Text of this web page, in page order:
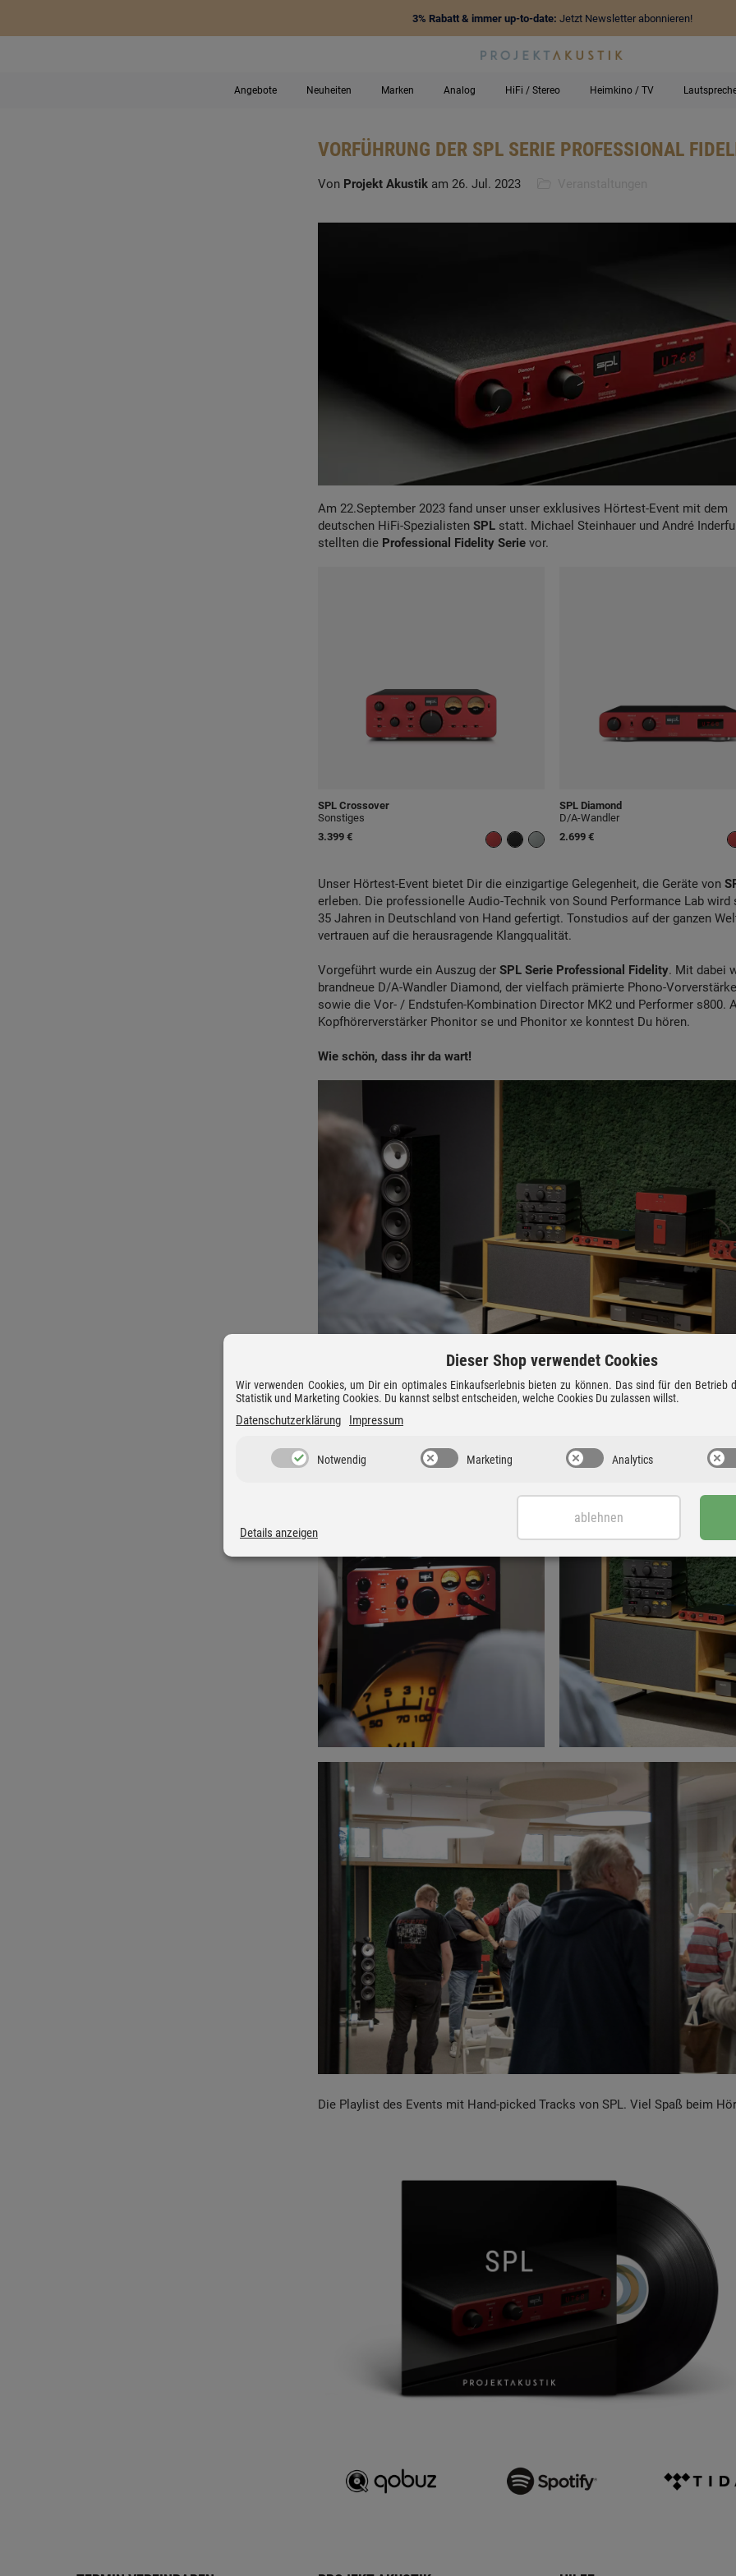
3% Rabatt & immer up-to-date: Jetzt Newsletter abonnieren!
Angebote Neuheiten Marken Analog HiFi / Stereo Heimkino / TV
VORFÜHRUNG DER SPL SERIE PROFESSIONAL
Von Projekt Akustik am 26. Jul. 2023
Am 22.September 2023 fand unser unser exklusives Hörtest-Event mit dem
deutschen HiFi-Spezialisten SPL statt. Michael Steinhauer und André
stellten die Professional Fidelity Serie vor.
SPL Crossover
Sonstiges
3.399 €
SPL Diamond
D/A-Wandler
2.699 €
Unser Hörtest-Event bietet Dir die einzigartige Gelegenheit, die Geräte von
erleben. Die professionelle Audio-Technik von Sound Performance Lab wird
35 Jahren in Deutschland von Hand gefertigt. Tonstudios auf der ganzen
vertrauen auf die herausragende Klangqualität.
Vorgeführt wurde ein Auszug der SPL Serie Professional Fidelity. Mit dabei
brandneue D/A-Wandler Diamond, der vielfach prämierte Phono-
sowie die Vor- / Endstufen-Kombination Director MK2 und Performer s800.
Kopfhörerverstärker Phonitor se und Phonitor xe konntest Du hören.
Wie schön, dass ihr da wart!
Die Playlist des Events mit Hand-picked Tracks von SPL. Viel Spaß beim
Dieser Shop verwendet Cookies
Wir verwenden Cookies, um Dir ein optimales Einkaufserlebnis bieten zu können. Das sind für den Betrieb
Statistik und Marketing Cookies. Du kannst selbst entscheiden, welche Cookies Du zulassen willst.
Datenschutzerklärung Impressum
Notwendig Marketing Analytics
Details anzeigen
ablehnen